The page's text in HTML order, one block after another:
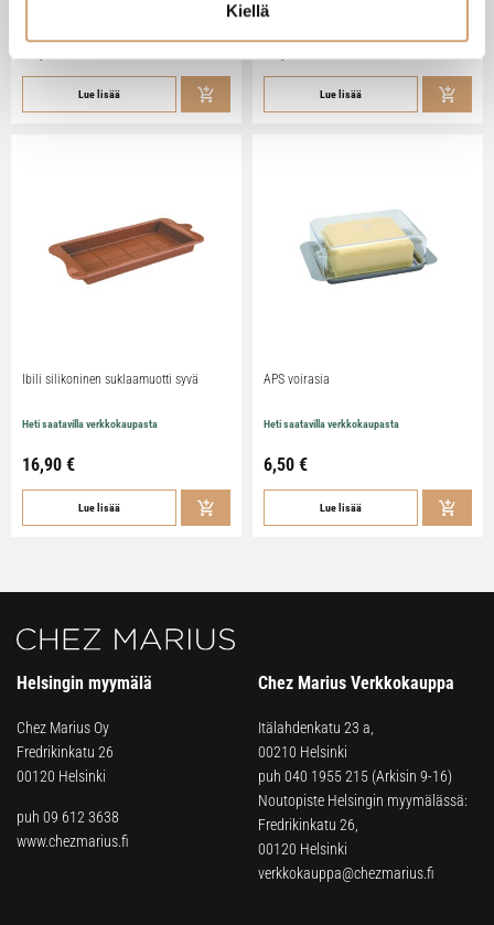
Kiellä
Lue lisää
Heti saatavilla verkkokaupasta
Lue lisää
Ibili silikoninen suklaamuotti syvä
Heti saatavilla verkkokaupasta
16,90 €
Lue lisää
APS voirasia
Heti saatavilla verkkokaupasta
6,50 €
Lue lisää
Helsingin myymälä
Chez Marius Oy
Fredrikinkatu 26
00120 Helsinki
puh 09 612 3638
www.chezmarius.fi
Chez Marius Verkkokauppa
Itälahdenkatu 23 a,
00210 Helsinki
puh 040 1955 215 (Arkisin 9-16)
Noutopiste Helsingin myymälässä:
Fredrikinkatu 26,
00120 Helsinki
verkkokauppa@chezmarius.fi